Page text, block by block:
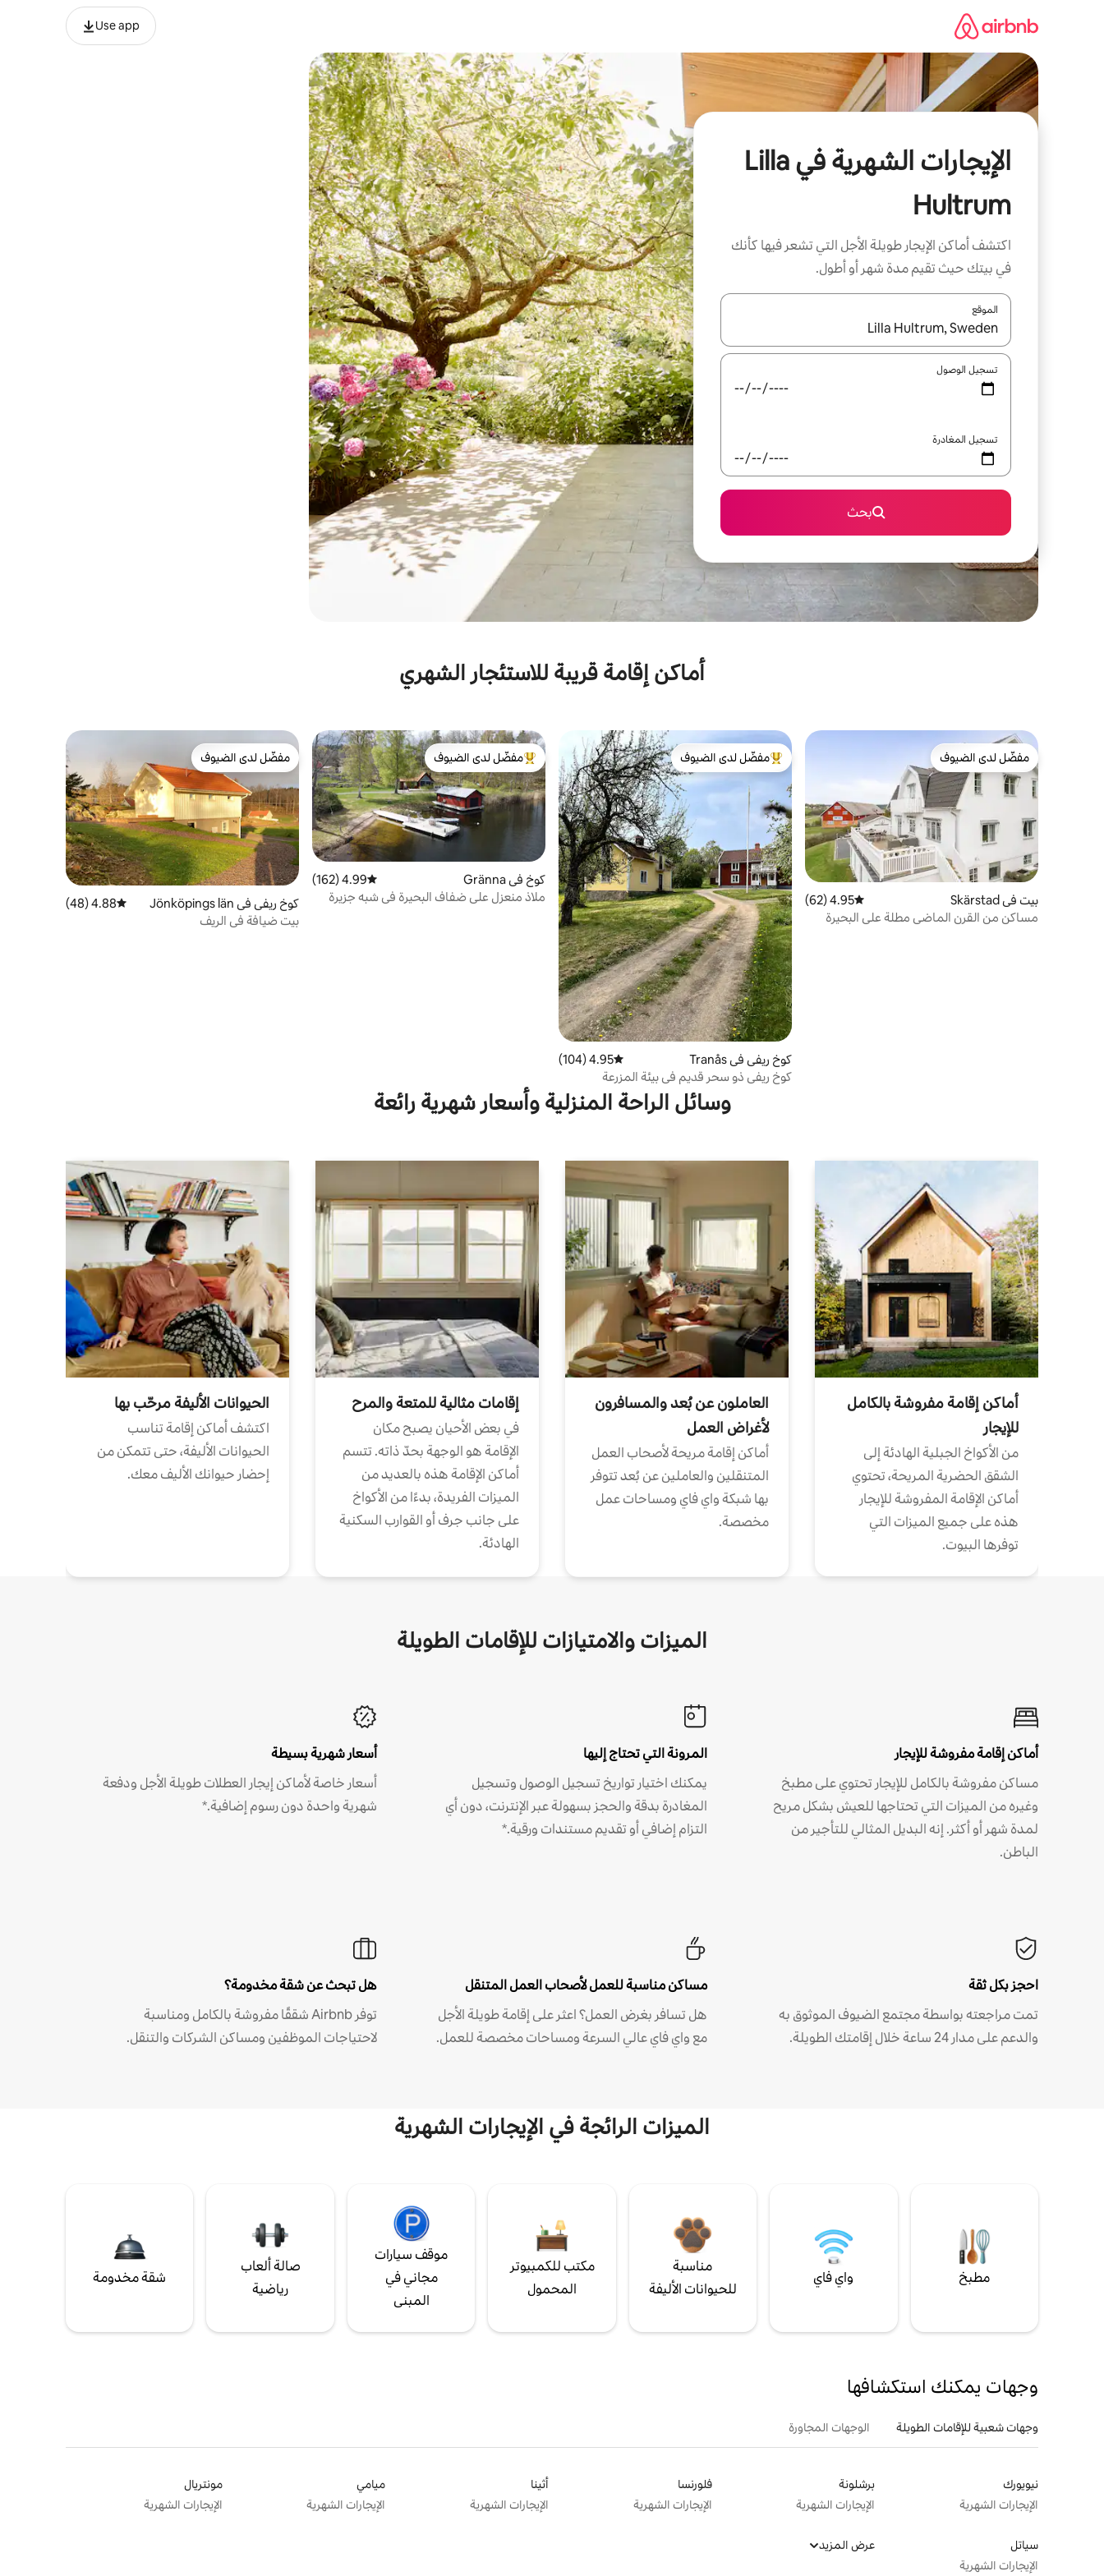
Use app
الإيجارات الشهرية في Lilla
Hultrum
اكتشف أماكن الإيجار طويلة الأجل التي تشعر فيها كأنك
في بيتك حيث تقيم مدة شهر أو أطول.
الموقع
عند توفر النتائج، انتقل باستخدام السهمين لأعلى ولأسفل أو استكشف عن طريق اللمس أو السحب.
تسجيل الوصول
تسجيل المغادرة
بحث
أماكن إقامة قريبة للاستئجار الشهري
مفضّل لدى الضيوف
مفضّل لدى الضيوف
بيت في Skärstad متوسط التقييم 4.95 من 5، 62 مراجعات
4.95 (62)
مساكن من القرن الماضي مطلة على البحيرة
من أبرز البيوت المفضّلة لدى الضيوف
مفضّل لدى الضيوف
كوخ ريفي في Tranås متوسط التقييم 4.95 من 5، 104 مراجعات
4.95 (104)
كوخ ريفي ذو سحر قديم في بيئة المزرعة
من أبرز البيوت المفضّلة لدى الضيوف
مفضّل لدى الضيوف
كوخ في Gränna متوسط التقييم 4.99 من 5، 162 مراجعات
4.99 (162)
ملاذ منعزل على ضفاف البحيرة في شبه جزيرة
مفضّل لدى الضيوف
مفضّل لدى الضيوف
كوخ ريفي في Jönköpings län متوسط التقييم 4.88 من 5، 48 مراجعات
4.88 (48)
بيت ضيافة في الريف
وسائل الراحة المنزلية وأسعار شهرية رائعة
أماكن إقامة مفروشة بالكامل
للإيجار
من الأكواخ الجبلية الهادئة إلى
الشقق الحضرية المريحة، تحتوي
أماكن الإقامة المفروشة للإيجار
هذه على جميع الميزات التي
توفرها البيوت.
العاملون عن بُعد والمسافرون
لأغراض العمل
أماكن إقامة مريحة لأصحاب العمل
المتنقلين والعاملين عن بُعد تتوفر
بها شبكة واي فاي ومساحات عمل
مخصصة.
إقامات مثالية للمتعة والمرح
في بعض الأحيان يصبح مكان
الإقامة هو الوجهة بحدّ ذاته. تتسم
أماكن الإقامة هذه بالعديد من
الميزات الفريدة، بدءًا من الأكواخ
على جانب جرف أو القوارب السكنية
الهادئة.
الحيوانات الأليفة مرحّب بها
اكتشف أماكن إقامة تناسب
الحيوانات الأليفة، حتى تتمكن من
إحضار حيوانك الأليف معك.
الميزات والامتيازات للإقامات الطويلة
أماكن إقامة مفروشة للإيجار
مساكن مفروشة بالكامل للإيجار تحتوي على مطبخ
وغيره من الميزات التي تحتاجها للعيش بشكل مريح
لمدة شهر أو أكثر. إنه البديل المثالي للتأجير من
الباطن.
المرونة التي تحتاج إليها
يمكنك اختيار تواريخ تسجيل الوصول وتسجيل
المغادرة بدقة والحجز بسهولة عبر الإنترنت، دون أي
التزام إضافي أو تقديم مستندات ورقية.*
أسعار شهرية بسيطة
أسعار خاصة لأماكن إيجار العطلات طويلة الأجل ودفعة
شهرية واحدة دون رسوم إضافية.*
احجز بكل ثقة
تمت مراجعته بواسطة مجتمع الضيوف الموثوق به
والدعم على مدار 24 ساعة خلال إقامتك الطويلة.
مساكن مناسبة للعمل لأصحاب العمل المتنقل
هل تسافر بغرض العمل؟ اعثر على إقامة طويلة الأجل
مع واي فاي عالي السرعة ومساحات مخصصة للعمل.
هل تبحث عن شقة مخدومة؟
توفر Airbnb شققًا مفروشة بالكامل ومناسبة
لاحتياجات الموظفين ومساكن الشركات والتنقل.
الميزات الرائجة في الإيجارات الشهرية
مطبخ واي فاي
مناسبة
للحيوانات الأليفة
مكتب للكمبيوتر
المحمول
موقف سيارات
مجاني في
المبنى
صالة ألعاب
رياضية
شقة مخدومة
وجهات يمكنك استكشافها
وجهات شعبية للإقامات الطويلة الوجهات المجاورة
نيويورك
الإيجارات الشهرية
برشلونة
الإيجارات الشهرية
فلورنسا
الإيجارات الشهرية
أثينا
الإيجارات الشهرية
ميامي
الإيجارات الشهرية
مونتريال
الإيجارات الشهرية
سياتل
الإيجارات الشهرية
عرض المزيد